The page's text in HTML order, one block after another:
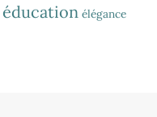
éducation élégance